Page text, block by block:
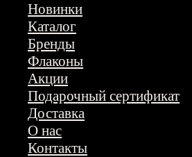
Новинки
Каталог
Бренды
Флаконы
Акции
Подарочный сертификат
Доставка
О нас
Контакты